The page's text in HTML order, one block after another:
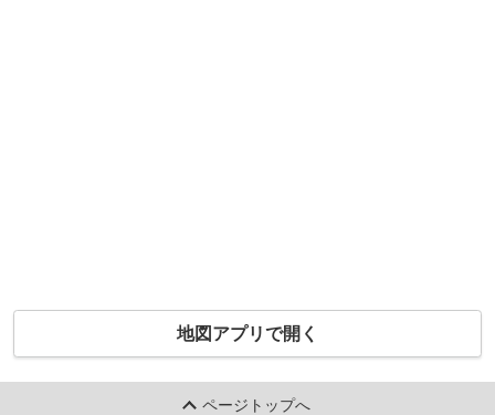
地図アプリで開く
ページトップへ